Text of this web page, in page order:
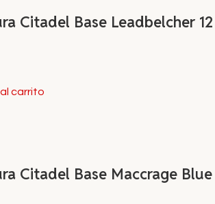
Citadel Base Leadbelcher 12
carrito
Citadel Base Maccrage Blue